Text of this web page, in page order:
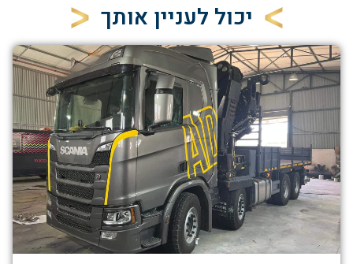
יכול לעניין אותך